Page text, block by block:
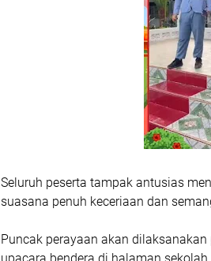
Seluruh peserta tampak antusias
suasana penuh keceriaan dan
Puncak perayaan akan